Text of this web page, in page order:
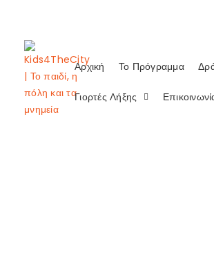
Αρχική Το Πρόγραμμα
Γιορτές Λήξης